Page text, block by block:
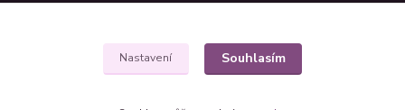
Nastavení Souhlasím